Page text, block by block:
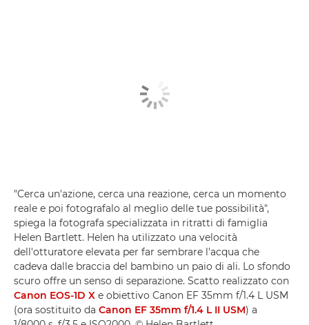
"Cerca un'azione, cerca una reazione, cerca un momento
reale e poi fotografalo al meglio delle tue possibilità",
spiega la fotografa specializzata in ritratti di famiglia
Helen Bartlett. Helen ha utilizzato una velocità
dell'otturatore elevata per far sembrare l'acqua che
cadeva dalle braccia del bambino un paio di ali. Lo sfondo
scuro offre un senso di separazione. Scatto realizzato con
Canon EOS-1D X e obiettivo Canon EF 35mm f/1.4 L USM
(ora sostituito da Canon EF 35mm f/1.4 L II USM) a